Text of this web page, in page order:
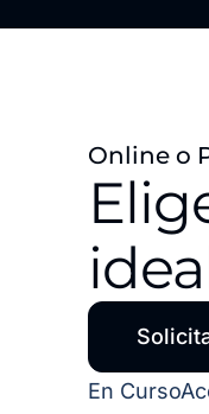
Online o
En